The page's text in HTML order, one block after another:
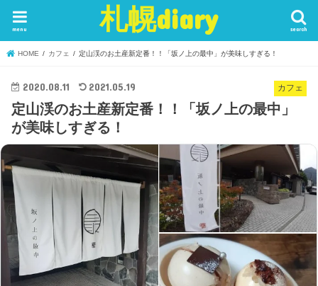
札幌diary search
menu
HOME カフェ 定山渓のお土産新定番！！「坂ノ上の最中」が美味しすぎる！
カフェ
2020.08.11 2021.05.19
定山渓のお土産新定番！！「坂ノ上の最中」
が美味しすぎる！